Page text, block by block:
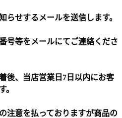
らせするメールを送信します。
号等をメールにてご連絡くださ
後、当店営業日7日以内にお客
。
注意を払っておりますが商品の